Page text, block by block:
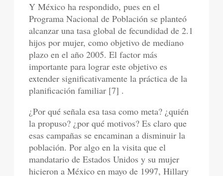
Y México ha respondido, pues en el
Programa Nacional de Población se planteó
alcanzar una tasa global de fecundidad de 2.1
hijos por mujer, como objetivo de mediano
plazo en el año 2005. El factor más
importante para lograr este objetivo es
extender significativamente la práctica de la
planificación familiar [7] .
¿Por qué señala esa tasa como meta? ¿quién
la propuso? ¿por qué motivos? Es claro que
esas campañas se encaminan a disminuir la
población. Por algo en la visita que el
mandatario de Estados Unidos y su mujer
hicieron a México en mayo de 1997, Hillary